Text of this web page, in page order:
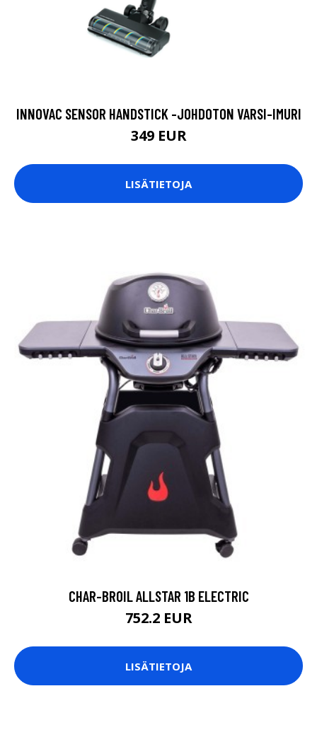
INNOVAC SENSOR HANDSTICK -JOHDOTON VARSI-IMURI
349 EUR
LISÄTIETOJA
CHAR-BROIL ALLSTAR 1B ELECTRIC
752.2 EUR
LISÄTIETOJA